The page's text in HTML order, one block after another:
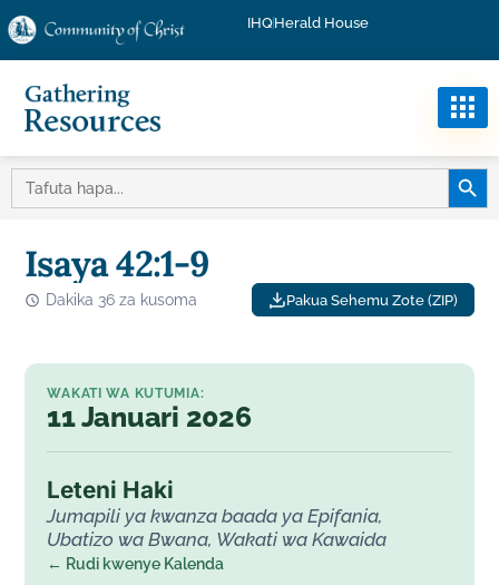
IHQHerald House
Isaya 42:1-9
Pakua Sehemu Zote (ZIP)
Dakika 36 za kusoma
WAKATI WA KUTUMIA:
11 Januari 2026
Leteni Haki
Jumapili ya kwanza baada ya Epifania,
Ubatizo wa Bwana, Wakati wa Kawaida
← Rudi kwenye Kalenda